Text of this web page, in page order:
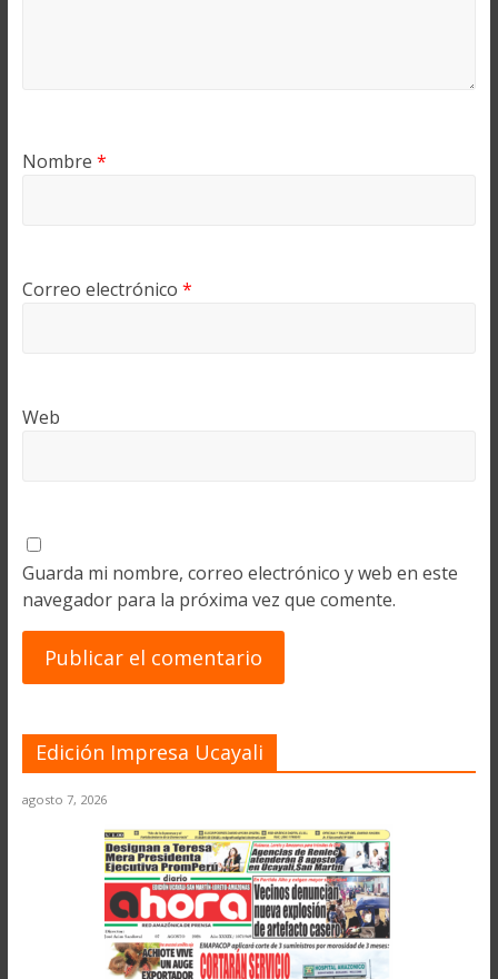
Nombre *
Correo electrónico *
Web
Guarda mi nombre, correo electrónico y web en este
navegador para la próxima vez que comente.
Edición Impresa Ucayali
agosto 7, 2026